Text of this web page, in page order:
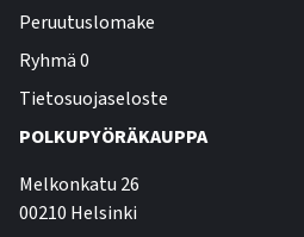
Peruutuslomake
Ryhmä 0
Tietosuojaseloste
POLKUPYÖRÄKAUPPA
Melkonkatu 26
00210 Helsinki